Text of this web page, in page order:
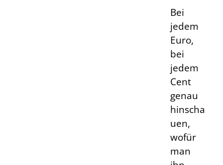
Bei
jedem
Euro,
bei
jedem
Cent
genau
hinscha
uen,
wofür
man